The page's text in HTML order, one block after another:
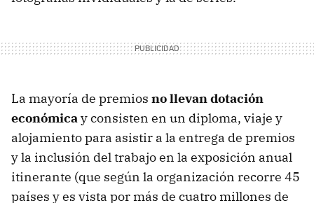
La mayoría de premios no llevan dotación
económicay consisten en un diploma, viaje y
alojamiento para asistir a la entrega de premios
y la inclusión del trabajo en la exposición anual
itinerante (que según la organización recorre 45
países y es vista por más de cuatro millones de